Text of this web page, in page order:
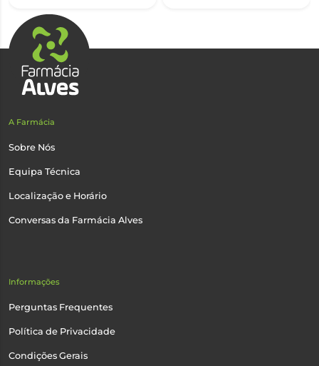
A Farmácia
Sobre Nós
Equipa Técnica
Localização e Horário
Conversas da Farmácia Alves
Informações
Perguntas Frequentes
Política de Privacidade
Condições Gerais